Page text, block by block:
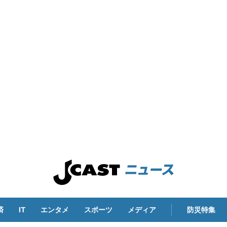
IT エンタメ スポーツ メディア 防災特集